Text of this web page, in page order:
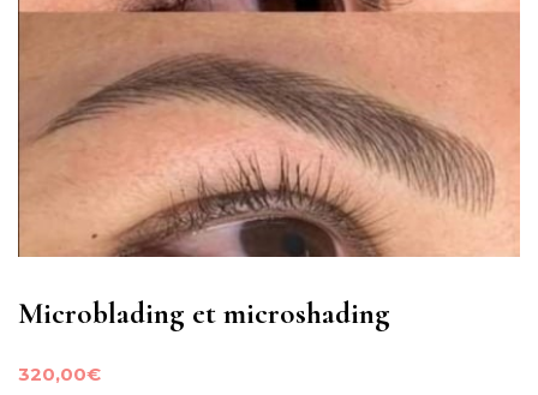
Microblading et microshading
320,00€